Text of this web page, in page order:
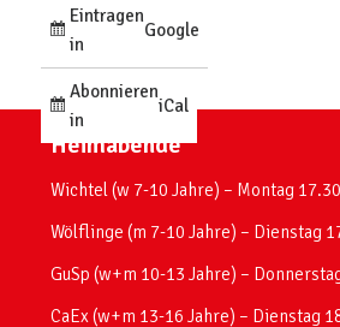
Eintragen
in
Google
Abonnieren
in
iCal
Heimabende
Wichtel (w 7-10 Jahre) – Montag
Wölflinge (m 7-10 Jahre) – Dienstag
GuSp (w+m 10-13 Jahre) –
CaEx (w+m 13-16 Jahre) – Dienstag